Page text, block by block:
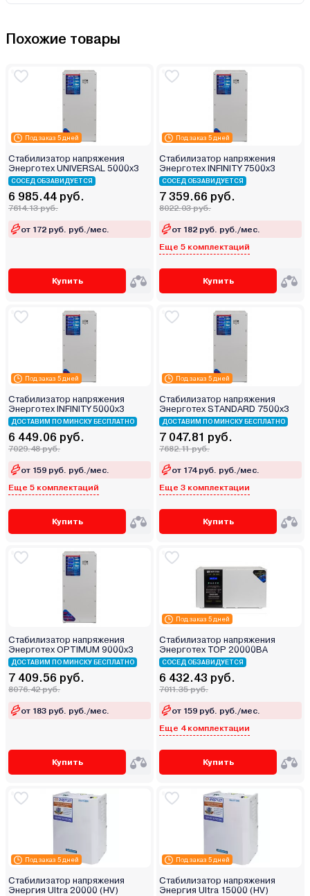
Похожие товары
Под заказ 5 дней
Стабилизатор напряжения
Энерготех UNIVERSAL 5000х3
СОСЕД ОБЗАВИДУЕТСЯ
6 985.44 руб.
7614.13 руб.
от 172 руб. руб./мес.
Купить
Под заказ 5 дней
Стабилизатор напряжения
Энерготех INFINITY 7500х3
СОСЕД ОБЗАВИДУЕТСЯ
7 359.66 руб.
8022.03 руб.
от 182 руб. руб./мес.
Еще 5 комплектаций
Купить
Под заказ 5 дней
Стабилизатор напряжения
Энерготех INFINITY 5000х3
ДОСТАВИМ ПО МИНСКУ БЕСПЛАТНО
6 449.06 руб.
7029.48 руб.
от 159 руб. руб./мес.
Еще 5 комплектаций
Купить
Под заказ 5 дней
Стабилизатор напряжения
Энерготех STANDARD 7500х3
ДОСТАВИМ ПО МИНСКУ БЕСПЛАТНО
7 047.81 руб.
7682.11 руб.
от 174 руб. руб./мес.
Еще 3 комплектации
Купить
Стабилизатор напряжения
Энерготех OPTIMUM 9000х3
ДОСТАВИМ ПО МИНСКУ БЕСПЛАТНО
7 409.56 руб.
8076.42 руб.
от 183 руб. руб./мес.
Купить
Под заказ 5 дней
Стабилизатор напряжения
Энерготех TOP 20000ВА
СОСЕД ОБЗАВИДУЕТСЯ
6 432.43 руб.
7011.35 руб.
от 159 руб. руб./мес.
Еще 4 комплектации
Купить
Под заказ 5 дней
Стабилизатор напряжения
Энергия Ultra 20000 (HV)
Под заказ 5 дней
Стабилизатор напряжения
Энергия Ultra 15000 (HV)